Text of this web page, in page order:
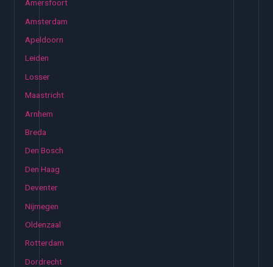
Amersfoort
Amsterdam
Apeldoorn
Leiden
Losser
Maastricht
Arnhem
Breda
Den Bosch
Den Haag
Deventer
Nijmegen
Oldenzaal
Rotterdam
Dordrecht